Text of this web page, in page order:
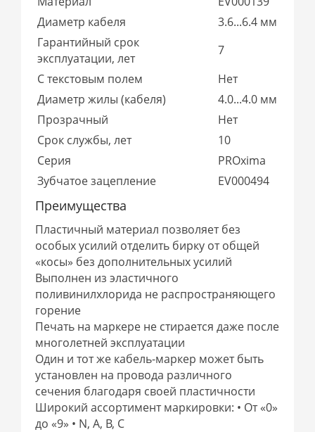
Диаметр кабеля
3.6...6.4 мм
Гарантийный срок
эксплуатации, лет
7
С текстовым полем
Нет
Диаметр жилы (кабеля)
4.0...4.0 мм
Прозрачный
Нет
Срок службы, лет
10
Серия
PROxima
Зубчатое зацепление
EV000494
Преимущества
Пластичный материал позволяет без
особых усилий отделить бирку от общей
«косы» без дополнительных усилий
Выполнен из эластичного
поливинилхлорида не распространяющего
горение
Печать на маркере не стирается даже после
многолетней эксплуатации
Один и тот же кабель-маркер может быть
установлен на провода различного
сечения благодаря своей пластичности
Широкий ассортимент маркировки: • От «0»
до «9» • N, A, B, C